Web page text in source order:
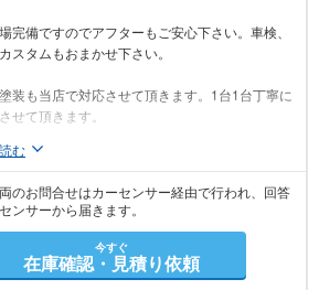
完備ですのでアフターもご安心下さい。車検、
スタムもおまかせ下さい。
装も当店で対応させて頂きます。1台1台丁寧に
せて頂きます。
む
のお問合せはカーセンサー経由で行われ、回答
ンサーから届きます。
今すぐ
在庫確認・見積り依頼